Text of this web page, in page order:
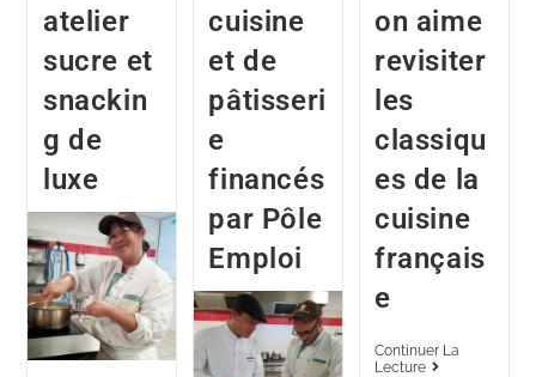
atelier
sucre et
snackin
g de
luxe
cuisine
et de
pâtisseri
e
financés
par Pôle
Emploi
on aime
revisiter
les
classiqu
es de la
cuisine
français
e
Continuer La
Lecture